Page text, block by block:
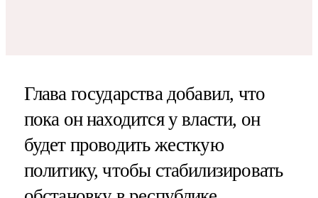
Глава государства добавил, что
пока он находится у власти, он
будет проводить жесткую
политику, чтобы стабилизировать